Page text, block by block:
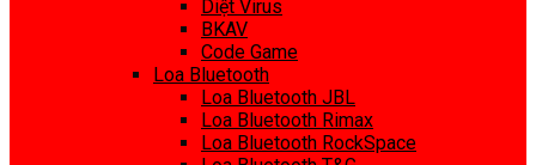
Diệt Virus
BKAV
Code Game
Loa Bluetooth
Loa Bluetooth JBL
Loa Bluetooth Rimax
Loa Bluetooth RockSpace